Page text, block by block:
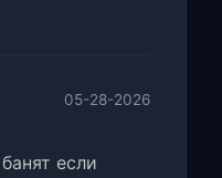
05-28-2026
если